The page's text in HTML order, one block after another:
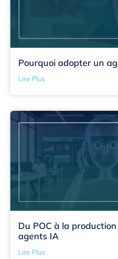
Pourquoi adopter un
Lire Plus
Du POC à la
agents IA
Lire Plus